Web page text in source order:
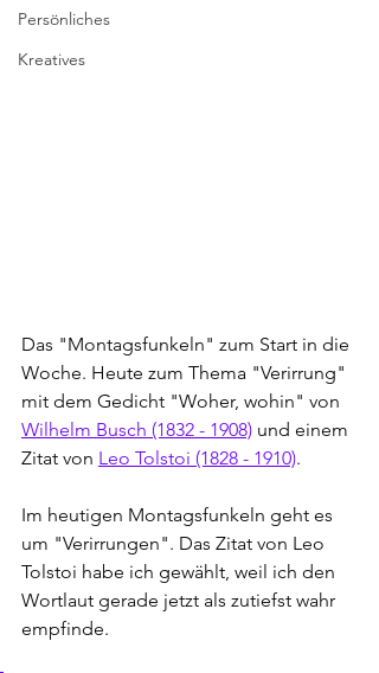
Persönliches
Kreatives
Das "Montagsfunkeln" zum Start in die
Woche. Heute zum Thema "Verirrung"
mit dem Gedicht "Woher, wohin" von
Wilhelm Busch (1832 - 1908) und einem
Zitat von Leo Tolstoi (1828 - 1910).
Im heutigen Montagsfunkeln geht es
um "Verirrungen". Das Zitat von Leo
Tolstoi habe ich gewählt, weil ich den
Wortlaut gerade jetzt als zutiefst wahr
empfinde.